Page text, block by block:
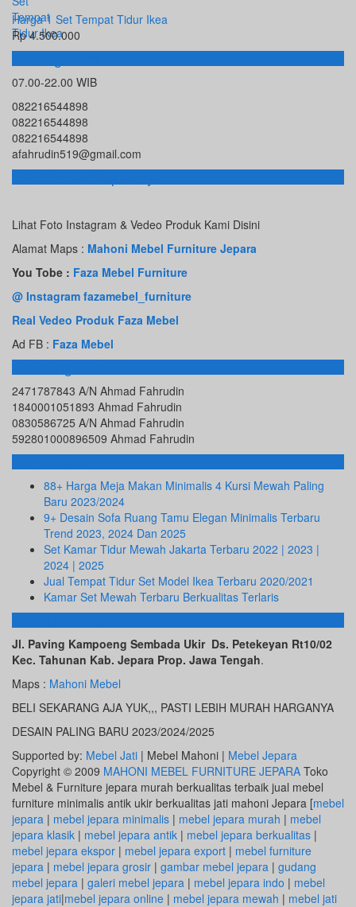
Harga 1 Set Tempat Tidur Ikea
Rp 4.500.000
Hubungi Kami
07.00-22.00 WIB
082216544898
082216544898
082216544898
afahrudin519@gmail.com
Toko Online Terpercaya
Lihat Foto Instagram & Vedeo Produk Kami Disini
Alamat Maps : Mahoni Mebel Furniture Jepara
You Tobe : Faza Mebel Furniture
@ Instagram fazamebel_furniture
Real Vedeo Produk Faza Mebel
Ad FB : Faza Mebel
Rekening Bank
2471787843 A/N Ahmad Fahrudin
1840001051893 Ahmad Fahrudin
0830586725 A/N Ahmad Fahrudin
592801000896509 Ahmad Fahrudin
Info Terbaru
88+ Harga Meja Makan Minimalis 4 Kursi Mewah Paling
Baru 2023/2024
9+ Desain Sofa Ruang Tamu Elegan Minimalis Terbaru
Trend 2023, 2024 Dan 2025
Set Kamar Tidur Mewah Jakarta Terbaru 2022 | 2023 |
2024 | 2025
Jual Tempat Tidur Set Model Ikea Terbaru 2020/2021
Kamar Set Mewah Terbaru Berkualitas Terlaris
ALAMAT KAMI
Jl. Paving Kampoeng Sembada Ukir Ds. Petekeyan Rt10/02
Kec. Tahunan Kab. Jepara Prop. Jawa Tengah.
Maps : Mahoni Mebel
BELI SEKARANG AJA YUK,,, PASTI LEBIH MURAH HARGANYA
DESAIN PALING BARU 2023/2024/2025
Supported by: Mebel Jati | Mebel Mahoni | Mebel Jepara
Copyright © 2009 MAHONI MEBEL FURNITURE JEPARA Toko
Mebel & Furniture jepara murah berkualitas terbaik jual mebel
furniture minimalis antik ukir berkualitas jati mahoni Jepara [mebel
jepara | mebel jepara minimalis | mebel jepara murah | mebel
jepara klasik | mebel jepara antik | mebel jepara berkualitas |
mebel jepara ekspor | mebel jepara export | mebel furniture
jepara | mebel jepara grosir | gambar mebel jepara | gudang
mebel jepara | galeri mebel jepara | mebel jepara indo | mebel
jepara jati|mebel jepara online | mebel jepara mewah | mebel jati